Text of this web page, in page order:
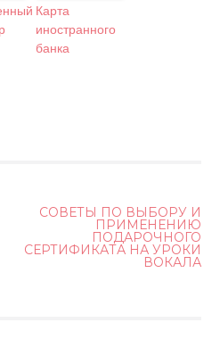
Карта
иностранного
банка
СОВЕТЫ ПО ВЫБОРУ И
ПРИМЕНЕНИЮ
ПОДАРОЧНОГО
СЕРТИФИКАТА НА УРОКИ
ВОКАЛА